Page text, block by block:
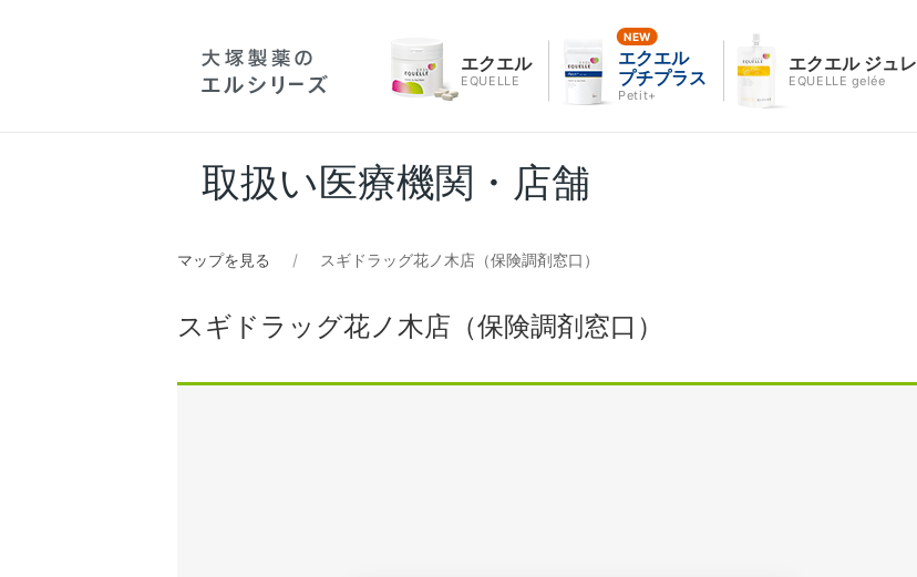
エクエル
EQUELLE
エクエル
プチプラス
Petit+
エクエル ジュレ
EQUELLE gelée
取扱い医療機関・店舗
マップを見る スギドラッグ花ノ木店（保険調剤窓口）
スギドラッグ花ノ木店（保険調剤窓口）